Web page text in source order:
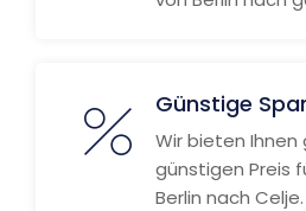
Günstige
Wir bieten
günstigen Preis
Berlin nach Celje.